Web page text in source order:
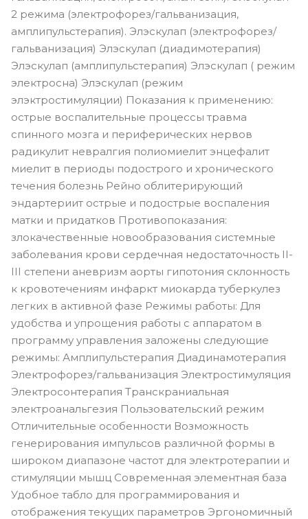
2 режима (электрофорез/гальванизация,
амплипульстерапия). Элэскулап (электрофорез/
гальванизация) Элэскулап (диадимотерапия)
Элэскулап (амплипульстерапия) Элэскулап ( режим
электросна) Элэскулап (режим
элэктростимуляции) Показания к применению:
острые воспалительные процессы травма
спинного мозга и периферических нервов
радикулит невралгия полиомиелит энцефалит
миелит в периоды подострого и хронического
течения болезнь Рейно облитерирующий
эндартериит острые и подострые воспаления
матки и придатков Противопоказания:
злокачественные новообразования системные
заболевания крови сердечная недостаточность II-
III степени аневризм аорты гипотония склонность
к кровотечениям инфаркт миокарда туберкулез
легких в активной фазе Режимы работы: Для
удобства и упрощения работы с аппаратом в
программу управления заложены следующие
режимы: Амплипульстерапия Диадинамотерапия
Электрофорез/гальванизация Электростимуляция
Электросонтерапия Транскраниальная
электроанальгезия Пользовательский режим
Отличительные особенности Возможность
генерирования импульсов различной формы в
широком диапазоне частот для электротерапии и
стимуляции мышц Современная элементная база
Удобное табло для программирования и
отображения текущих параметров Эргономичный